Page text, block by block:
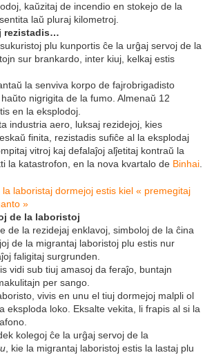
kaŭzitaj de incendio en stokejo de la
laŭ pluraj kilometroj.
rezistadis…
plu kunportis ĉe la urĝaj servoj de la
sur brankardo, inter kiuj, kelkaj estis
la senviva korpo de fajrobrigadisto
nigrigita de la fumo. Almenaŭ 12
en la eksplodoj.
industria aero, luksaj rezidejoj, kies
finita, rezistadis sufiĉe al la eksplodaj
vitroj kaj defalaĵoj alĵetitaj kontraŭ la
la katastrofon, en la nova kvartalo de Binhai
de la laboristoj
de la rezidejaj enklavoj, simboloj de la ĉina
de la migrantaj laboristoj plu estis nur
faligitaj surgrunden.
vidi sub tiuj amasoj da feraĵo, buntajn
per sango.
vivis en unu el tiuj dormejoj malpli ol
eksploda loko. Eksalte vekita, li frapis al si la
kolegoj ĉe la urĝaj servoj de la
, kie la migrantaj laboristoj estis la lastaj plu